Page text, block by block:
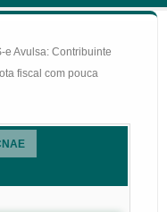
e Avulsa: Contribuinte
fiscal com pouca